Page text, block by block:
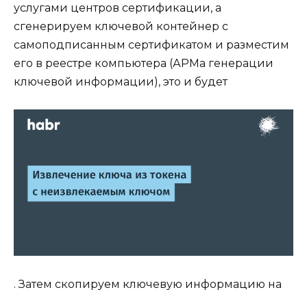
услугами центров сертификации, а
сгенерируем ключевой контейнер с
самоподписанным сертификатом и разместим
его в реестре компьютера (АРМа генерации
ключевой информации), это и будет
. Затем скопируем ключевую информацию на